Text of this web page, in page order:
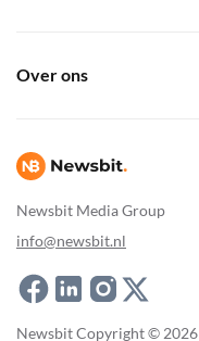
Newsbit Media Group
info@newsbit.nl
Over ons
Newsbit Copyright © 2026